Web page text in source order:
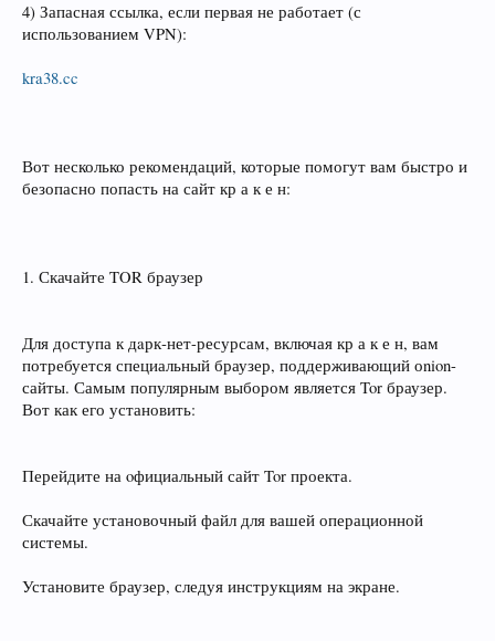
4) Запасная ссылка, если первая не работает (с
использованием VPN):
kra38.cc
Вот несколько рекомендаций, которые помогут вам быстро и
безопасно попасть на сайт кр а к е н:
1. Скачайте TOR браузер
Для доступа к дaрк‑нет-ресурсам, включая кр а к е н, вам
потребуется специальный браузер, поддерживающий оnion-
сайты. Самым популярным выбором является Tor браузер.
Вот как его установить:
Перейдите на oфициальный сайт Tor проекта.
Скачайте установочный файл для вашей операционной
системы.
Установите браузер, следуя инструкциям на экране.